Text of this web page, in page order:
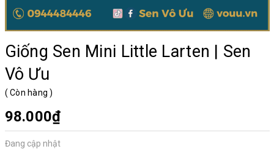
Giống Sen Mini Little Larten | Sen
Vô Ưu
( Còn hàng )
98.000₫
Đang cập nhật